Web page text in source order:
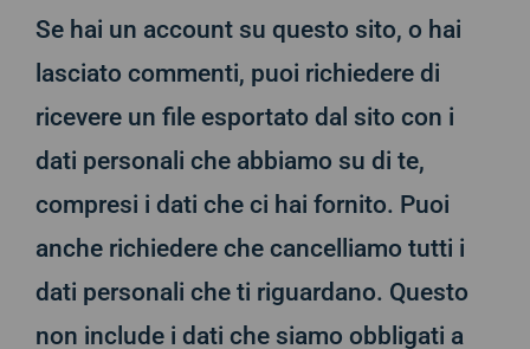
Se hai un account su questo sito, o hai
lasciato commenti, puoi richiedere di
ricevere un file esportato dal sito con i
dati personali che abbiamo su di te,
compresi i dati che ci hai fornito. Puoi
anche richiedere che cancelliamo tutti i
dati personali che ti riguardano. Questo
non include i dati che siamo obbligati a